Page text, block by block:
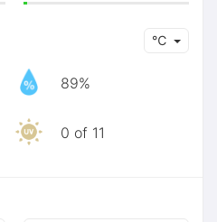
℃
89%
0 of 11